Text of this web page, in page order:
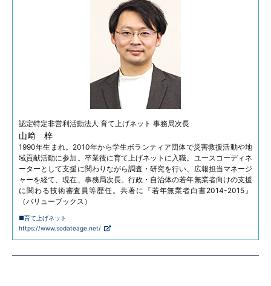
認定特定非営利活動法人 育て上げネット 事務局次長
山﨑 梓
1990年生まれ。2010年から学生ボランティア団体で災害救援活動や地
域貢献活動に参加。卒業後に育て上げネットに入職。ユースコーディネ
ーターとして支援に関わりながら調査・研究を行い、広報担当マネージ
ャーを経て、現在、事務局次長。行政・自治体の若年無業者向けの支援
に関わる技術審査員等歴任。共著に『若年無業者白書2014-2015』
（バリューブックス）
■育て上げネット
https://www.sodateage.net/